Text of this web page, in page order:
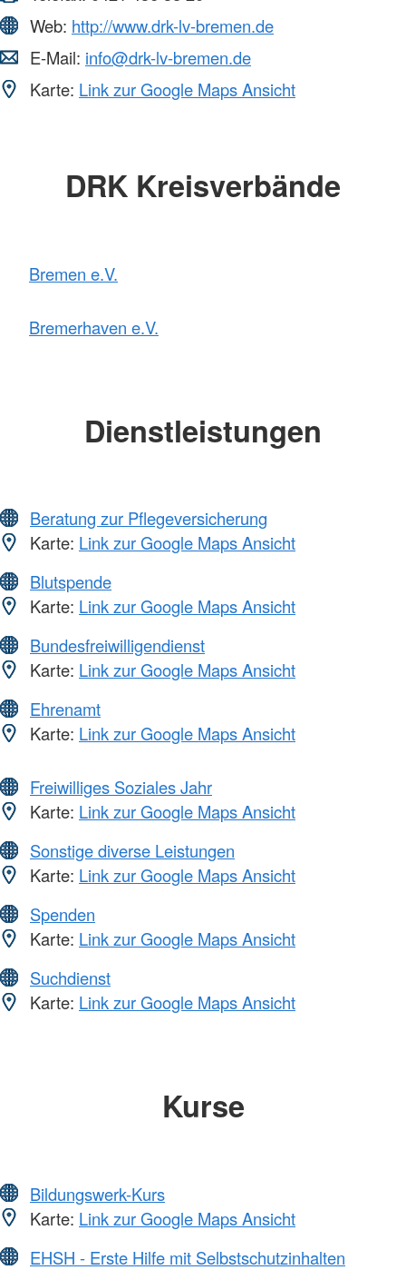
Web: http://www.drk-lv-bremen.de
E-Mail: info@drk-lv-bremen.de
Karte: Link zur Google Maps Ansicht
DRK Kreisverbände
Bremen e.V.
Bremerhaven e.V.
Dienstleistungen
Beratung zur Pflegeversicherung
Karte: Link zur Google Maps Ansicht
Blutspende
Karte: Link zur Google Maps Ansicht
Bundesfreiwilligendienst
Karte: Link zur Google Maps Ansicht
Ehrenamt
Karte: Link zur Google Maps Ansicht
Freiwilliges Soziales Jahr
Karte: Link zur Google Maps Ansicht
Sonstige diverse Leistungen
Karte: Link zur Google Maps Ansicht
Spenden
Karte: Link zur Google Maps Ansicht
Suchdienst
Karte: Link zur Google Maps Ansicht
Kurse
Bildungswerk-Kurs
Karte: Link zur Google Maps Ansicht
EHSH - Erste Hilfe mit Selbstschutzinhalten